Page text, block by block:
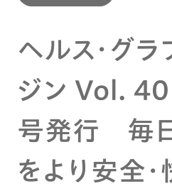
ヘルス・グラ
ジン Vol. 40
号発行 毎
をより安全・